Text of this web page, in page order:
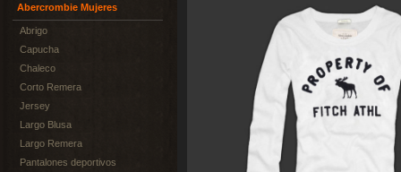
Abercrombie Mujeres
Abrigo
Capucha
Chaleco
Corto Remera
Jersey
Largo Blusa
Largo Remera
Pantalones deportivos